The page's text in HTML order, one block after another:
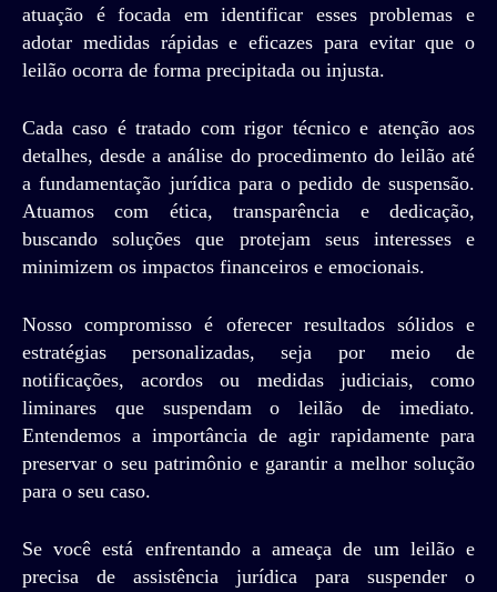
atuação é focada em identificar esses problemas e
adotar medidas rápidas e eficazes para evitar que o
leilão ocorra de forma precipitada ou injusta.
Cada caso é tratado com rigor técnico e atenção aos
detalhes, desde a análise do procedimento do leilão até
a fundamentação jurídica para o pedido de suspensão.
Atuamos com ética, transparência e dedicação,
buscando soluções que protejam seus interesses e
minimizem os impactos financeiros e emocionais.
Nosso compromisso é oferecer resultados sólidos e
estratégias personalizadas, seja por meio de
notificações, acordos ou medidas judiciais, como
liminares que suspendam o leilão de imediato.
Entendemos a importância de agir rapidamente para
preservar o seu patrimônio e garantir a melhor solução
para o seu caso.
Se você está enfrentando a ameaça de um leilão e
precisa de assistência jurídica para suspender o